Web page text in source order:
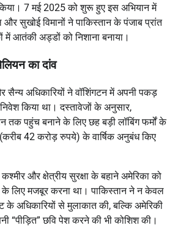
7 मई 2025 को शुरू हुए इस अभियान में
सुखोई विमानों ने पाकिस्तान के पंजाब प्रांत
आतंकी अड्डों को निशाना बनाया।
का दांव
सैन्य अधिकारियों ने वॉशिंगटन में अपनी पकड़
किया था।दस्तावेजों के अनुसार,
तक पहुंच बनाने के लिए छह बड़ी लॉबिंग फर्मों के
42 करोड़ रुपये) के वार्षिक अनुबंध किए
और क्षेत्रीय सुरक्षा के बहाने अमेरिका को
के लिए मजबूर करना था। पाकिस्तान ने न केवल
के अधिकारियों से मुलाकात की, बल्कि अमेरिकी
“पीड़ित” छवि पेश करने की भी कोशिश की।